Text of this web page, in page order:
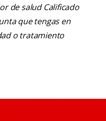
de salud Calificado
que tengas en
o tratamiento